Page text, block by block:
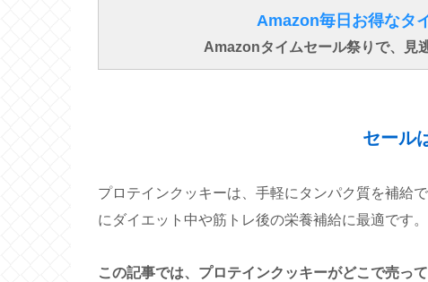
Amazon毎日お得なタ
Amazonタイムセール祭りで、見
セール
プロテインクッキーは、手軽にタンパク質を補給
にダイエット中や筋トレ後の栄養補給に最適です。
この記事では、プロテインクッキーがどこで売っ